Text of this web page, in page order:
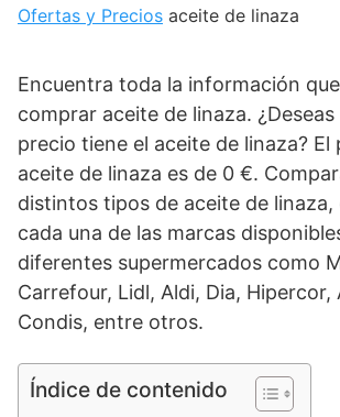
Ofertas y Precios aceite de linaza
Encuentra toda la información
comprar aceite de linaza.
precio tiene el aceite de linaza? El
aceite de linaza es de 0 €.
distintos tipos de aceite de
cada una de las marcas
diferentes supermercados como
Carrefour, Lidl, Aldi, Dia, Hipercor,
Condis, entre otros.
Índice de contenido